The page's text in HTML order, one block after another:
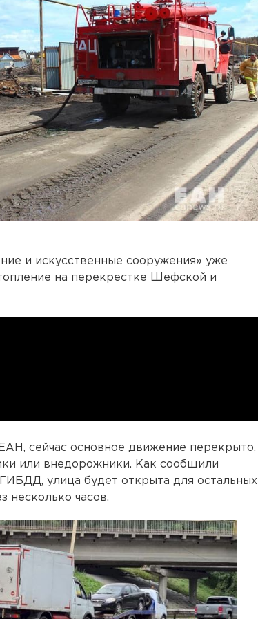
и искусственные сооружения» уже
на перекрестке Шефской и
сейчас основное движение перекрыто,
или внедорожники. Как сообщили
улица будет открыта для остальных
несколько часов.